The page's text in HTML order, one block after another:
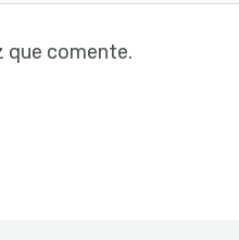
que comente.